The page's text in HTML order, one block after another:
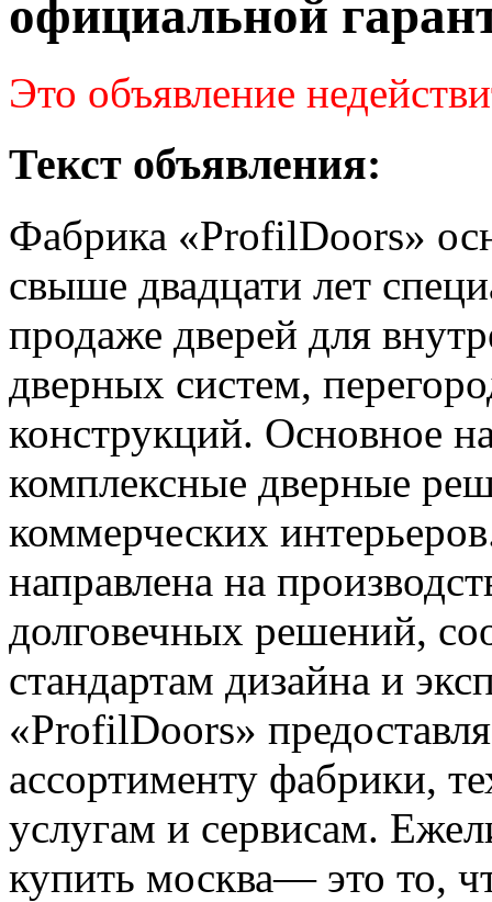
официальной
Это объявление
Текст объявления:
Фабрика «ProfilDoors»
свыше двадцати лет
продаже дверей для
дверных систем,
конструкций. Основное
комплексные дверные
коммерческих
направлена на
долговечных решений,
стандартам дизайна и
«ProfilDoors»
ассортименту фабрики,
услугам и сервисам.
купить москва— это то,